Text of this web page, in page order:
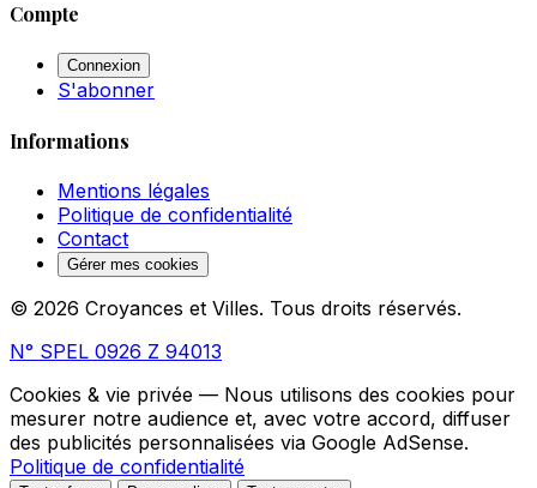
Compte
Connexion
S'abonner
Informations
Mentions légales
Politique de confidentialité
Contact
Gérer mes cookies
© 2026 Croyances et Villes. Tous droits réservés.
N° SPEL 0926 Z 94013
Cookies & vie privée — Nous utilisons des cookies pour
mesurer notre audience et, avec votre accord, diffuser
des publicités personnalisées via Google AdSense.
Politique de confidentialité